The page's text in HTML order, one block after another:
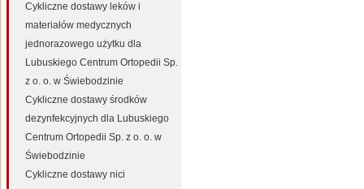
Cykliczne dostawy leków i
materiałów medycznych
jednorazowego użytku dla
Lubuskiego Centrum Ortopedii Sp.
z o. o. w Świebodzinie
Cykliczne dostawy środków
dezynfekcyjnych dla Lubuskiego
Centrum Ortopedii Sp. z o. o. w
Świebodzinie
Cykliczne dostawy nici